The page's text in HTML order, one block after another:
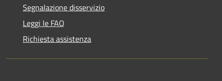
Segnalazione disservizio
Leggi le FAQ
Richiesta assistenza